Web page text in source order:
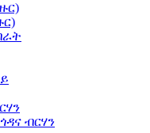
ብርሃን